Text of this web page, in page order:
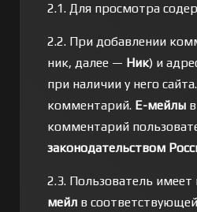
2.1. Для просмотра
2.2. При добавлении
ник, далее — Ник) и
при наличии у него
комментарий. Е-мейлы
комментарий
законодательством
2.3. Пользователь
мейл в